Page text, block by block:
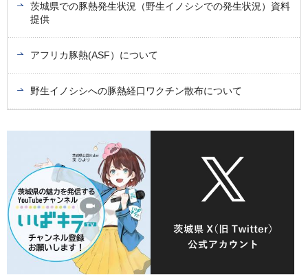
茨城県での豚熱発生状況（野生イノシシでの発生状況）資料
提供
アフリカ豚熱(ASF）について
野生イノシシへの豚熱経口ワクチン散布について